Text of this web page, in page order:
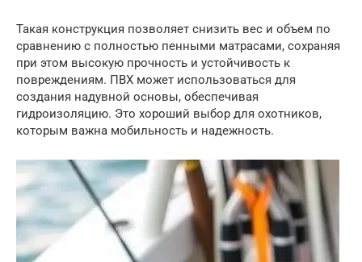
Такая конструкция позволяет снизить вес и объем по
сравнению с полностью пенными матрасами, сохраняя
при этом высокую прочность и устойчивость к
повреждениям. ПВХ может использоваться для
создания надувной основы, обеспечивая
гидроизоляцию. Это хороший выбор для охотников,
которым важна мобильность и надежность.